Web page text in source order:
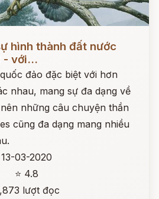
hình thành đất nước
- với...
đảo đặc biệt với hơn
nhau, mang sự đa dạng về
những câu chuyện thần
cũng đa dạng mang nhiều
13-03-2020
⭐ 4.8
lượt đọc